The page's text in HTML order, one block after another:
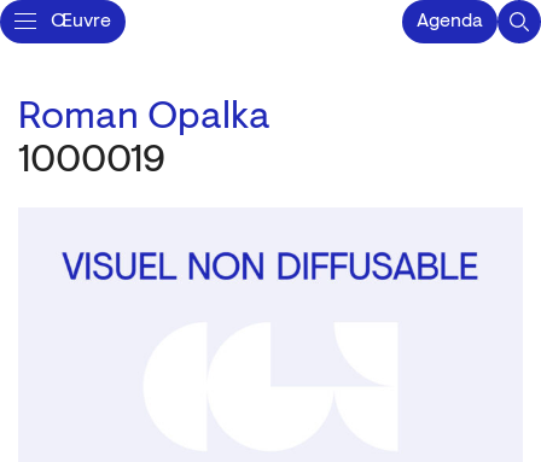
Œuvre Agenda
Roman Opalka
1000019